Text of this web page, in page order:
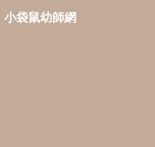
小袋鼠幼師網